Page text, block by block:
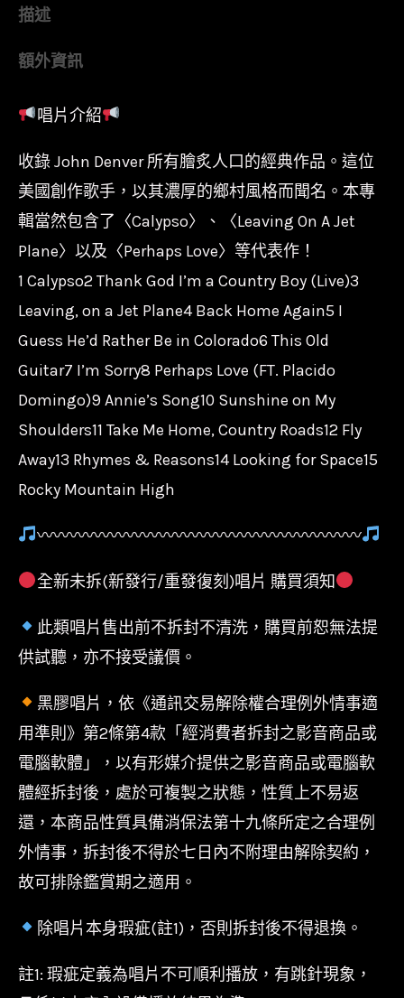
約
丹
John
-
永
恆
精
選
His
Ultimate
Collection
數
量
描述
額外資訊
唱片介紹
收錄 John Denver 所有膾炙人口的經典作品。這位
美國創作歌手，以其濃厚的鄉村風格而聞名。本專
輯當然包含了〈Calypso〉、〈Leaving On A Jet
Plane〉以及〈Perhaps Love〉等代表作！
1 Calypso2 Thank God I’m a Country Boy (Live)3
Leaving, on a Jet Plane4 Back Home Again5 I
Guess He’d Rather Be in Colorado6 This Old
Guitar7 I’m Sorry8 Perhaps Love (FT. Placido
Domingo)9 Annie’s Song10 Sunshine on My
Shoulders11 Take Me Home, Country Roads12 Fly
Away13 Rhymes & Reasons14 Looking for Space15
Rocky Mountain High
〰〰〰〰〰〰〰〰〰〰〰〰〰〰〰〰〰〰〰〰
全新未拆(新發行/重發復刻)唱片 購買須知
此類唱片售出前不拆封不清洗，購買前恕無法提
供試聽，亦不接受議價。
黑膠唱片，依《通訊交易解除權合理例外情事適
用準則》第2條第4款「經消費者拆封之影音商品或
電腦軟體」，以有形媒介提供之影音商品或電腦軟
體經拆封後，處於可複製之狀態，性質上不易返
還，本商品性質具備消保法第十九條所定之合理例
外情事，拆封後不得於七日內不附理由解除契約，
故可排除鑑賞期之適用。
除唱片本身瑕疵(註1)，否則拆封後不得退換。
註1: 瑕疵定義為唱片不可順利播放，有跳針現象，